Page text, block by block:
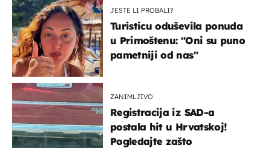
JESTE LI PROBALI?
Turisticu oduševila ponuda
u Primoštenu: "Oni su puno
pametniji od nas"
ZANIMLJIVO
Registracija iz SAD-a
postala hit u Hrvatskoj!
Pogledajte zašto